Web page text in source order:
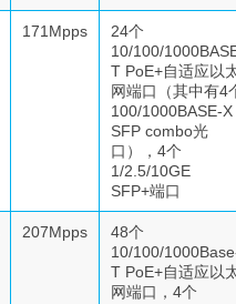
171Mpps
24个
10/100/
T PoE+自适应以
网端口（其中有4
100/1000BASE-X
SFP combo光
口），4个
1/2.5/10GE
SFP+端口
207Mpps
48个
10/100/
T PoE+自适应以
网端口，4个